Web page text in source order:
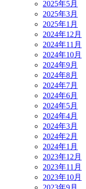
2025年5月
2025年3月
2025年1月
2024年12月
2024年11月
2024年10月
2024年9月
2024年8月
2024年7月
2024年6月
2024年5月
2024年4月
2024年3月
2024年2月
2024年1月
2023年12月
2023年11月
2023年10月
2023年9月